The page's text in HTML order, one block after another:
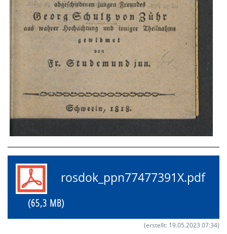
rosdok_ppn77477391X.pdf
(65,3 MB)
(erstellt: 19.05.2023 07:34)